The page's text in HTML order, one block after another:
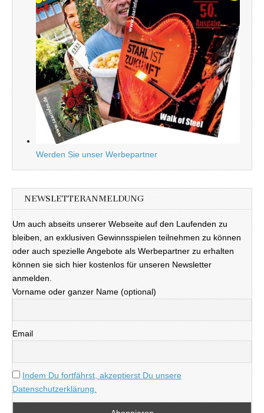
Werden Sie unser Werbepartner
NEWSLETTERANMELDUNG
Um auch abseits unserer Webseite auf den Laufenden zu
bleiben, an exklusiven Gewinnsspielen teilnehmen zu können
oder auch spezielle Angebote als Werbepartner zu erhalten
können sie sich hier kostenlos für unseren Newsletter
anmelden.
Vorname oder ganzer Name (optional)
Email
Indem Du fortfährst, akzeptierst Du unsere
Datenschutzerklärung.